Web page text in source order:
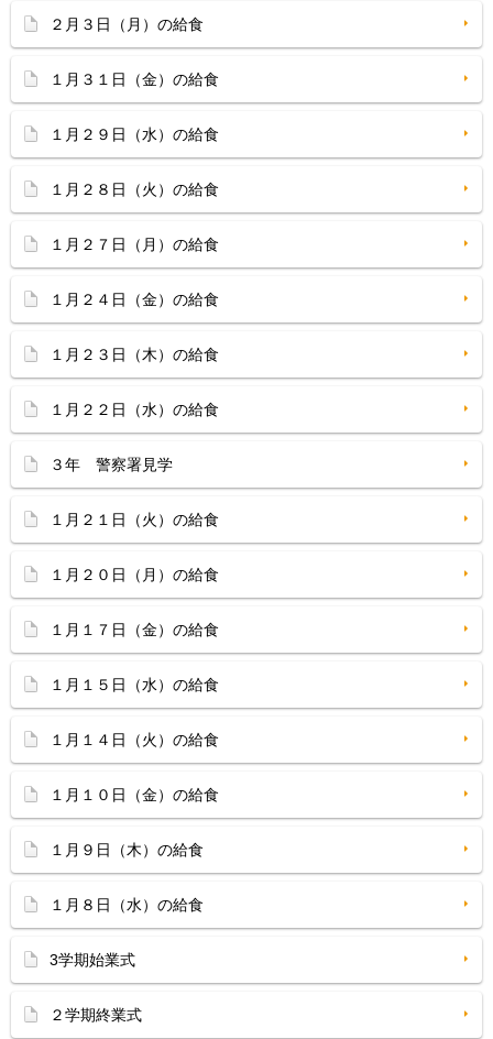
２月３日（月）の給食
１月３１日（金）の給食
１月２９日（水）の給食
１月２８日（火）の給食
１月２７日（月）の給食
１月２４日（金）の給食
１月２３日（木）の給食
１月２２日（水）の給食
３年 警察署見学
１月２１日（火）の給食
１月２０日（月）の給食
１月１７日（金）の給食
１月１５日（水）の給食
１月１４日（火）の給食
１月１０日（金）の給食
１月９日（木）の給食
１月８日（水）の給食
3学期始業式
２学期終業式